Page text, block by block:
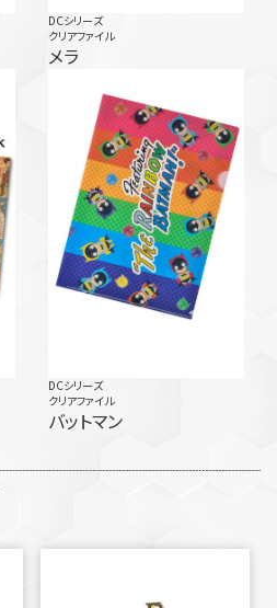
DCシリーズ
クリアファイル
メラ
DCシリーズ
クリアファイル
バットマン